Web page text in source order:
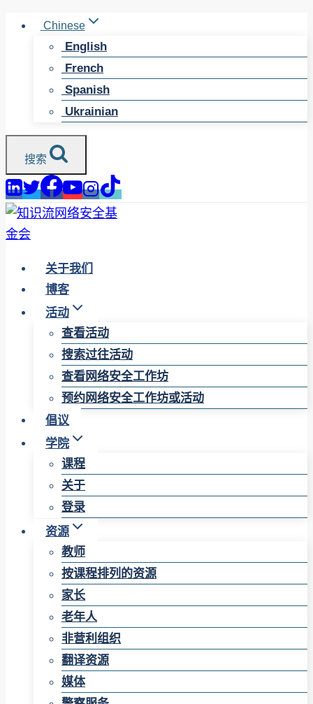
Chinese
English
French
Spanish
Ukrainian
搜索
关于我们
博客
活动
查看活动
搜索过往活动
查看网络安全工作坊
预约网络安全工作坊或活动
倡议
学院
课程
关于
登录
资源
教师
按课程排列的资源
家长
老年人
非营利组织
翻译资源
媒体